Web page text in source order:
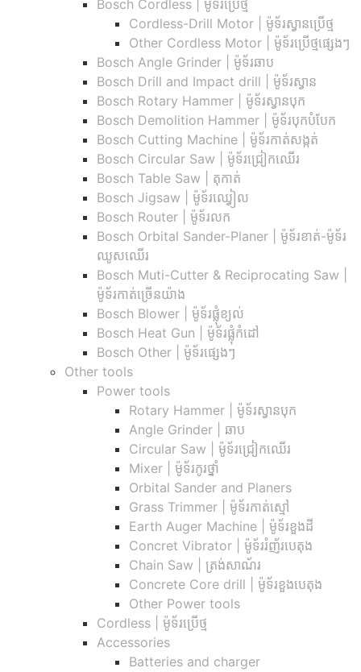
Bosch Cordless | ម៉ូទ័រប្រើថ្ម
Cordless-Drill Motor | ម៉ូទ័រស្វានប្រើថ្ម
Other Cordless Motor | ម៉ូទ័រប្រើថ្មផ្សេងៗ
Bosch Angle Grinder | ម៉ូទ័រឆាប
Bosch Drill and Impact drill | ម៉ូទ័រស្វាន
Bosch Rotary Hammer | ម៉ូទ័រស្វានបុក
Bosch Demolition Hammer | ម៉ូទ័របុកបំបែក
Bosch Cutting Machine | ម៉ូទ័រកាត់សង្កត់
Bosch Circular Saw | ម៉ូទ័រជ្រៀកឈើរ
Bosch Table Saw | តុកាត់
Bosch Jigsaw | ម៉ូទ័រឈ្វៀល
Bosch Router | ម៉ូទ័រលក
Bosch Orbital Sander-Planer​ | ម៉ូទ័រខាត់-ម៉ូទ័រ
ឈូសឈើរ
Bosch Muti-Cutter & Reciprocating Saw​ |
ម៉ូទ័រកាត់ច្រើនយ៉ាង
Bosch Blower | ម៉ូទ័រផ្លុំខ្យល់
Bosch Heat Gun | ម៉ូទ័រផ្លុំកំដៅ
Bosch Other | ម៉ូទ័រផ្សេងៗ
Other tools
Power tools
Rotary Hammer | ម៉ូទ័រស្វានបុក
Angle Grinder | ឆាប
Circular Saw​ | ម៉ូទ័រជ្រៀកឈើរ
Mixer | ម៉ូទ័រកូរថ្នាំ
Orbital Sander and Planers
Grass Trimmer | ម៉ូទ័រកាត់ស្មៅ
Earth Auger Machine | ម៉ូទ័រខួងដី
Concret Vibrator | ម៉ូទ័ររំញ័របេតុង
Chain Saw | ត្រង់សាណ័រ
Concrete Core drill | ម៉ូទ័រខួងបេតុង
Other Power tools
Cordless​ | ម៉ូទ័រប្រើថ្ម
Accessories
Batteries and charger